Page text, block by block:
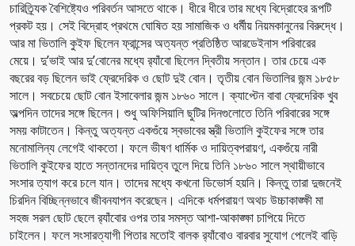
চারিত্র্যিক বৈশিষ্ট্যেও পরিবর্তন আসতে থাকে। ধীরে ধীরে তার মধ্যে বিদ্রোহের রূপটি
প্রকট হয়। সেই বিদ্রোহ প্রথমে ঘোষিত হয় সামাজিক ও ধর্মীয় নিয়মকানুনের বিরুদ্ধে।
আর মা ভিতালি কুইফ ছিলেন ফ্রান্সের অত্যন্ত প্রতিষ্ঠিত আরডেইনাস পরিবারের
মেয়ে। দু’ভাই আর দু’বোনের মধ্যে র‌্যাঁবো ছিলেন দ্বিতীয় সন্তান। তার চেয়ে এক
বছরের বড় ছিলেন ভাই ফ্রেদেরিক ও ছোট দুই বোন। তৃতীয় বোন ভিতালির জন্ম ১৮৫৮
সালে। সবচেয়ে ছোট বোন ইসাবেলার জন্ম ১৮৬০ সালে। ক্যাপ্টেন বাবা ফ্রেদেরিক খুব
অল্পদিন তাদের সঙ্গে ছিলেন। শুধু অফিসিয়ালি ছুটির দিনগুলোতে তিনি পরিবারের সঙ্গে
সময় কাটাতেন। কিন্তু অত্যন্ত একগুঁয়ে স্বভাবের স্ত্রী ভিতালি কুইফের সঙ্গে তার
মনোমালিন্য লেগেই থাকতো। ফলে ভীষণ ধার্মিক ও দায়িত্বপরায়ণ, একগুঁয়ে নারী
ভিতালি কুইফের হাতে সন্তানদের দায়িত্ব তুলে দিয়ে তিনি ১৮৬০ সালে স্থায়ীভাবে
সংসার ত্যাগ করে চলে যান। তাদের মধ্যে কখনো ডিভোর্স হয়নি। কিন্তু তারা দুজনেই
চিরদিন বিচ্ছিন্নভাবে জীবনযাপন করেছেন। এদিকে ধর্মপরায়ণ অথচ উচ্চাকাঙ্ক্ষী মা
সহজ সরল ছোট ছেলে র‌্যাঁবোর ওপর তার সমস্ত আশা-আকাঙ্ক্ষা চাপিয়ে দিতে
চাইলেন। ফলে সংসারত্যাগী পিতার মতোই বালক র‌্যাঁবোও বারবার সুযোগ পেলেই বাড়ি